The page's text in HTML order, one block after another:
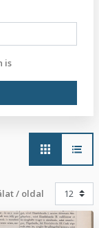
is
Main
navigation
/ oldal